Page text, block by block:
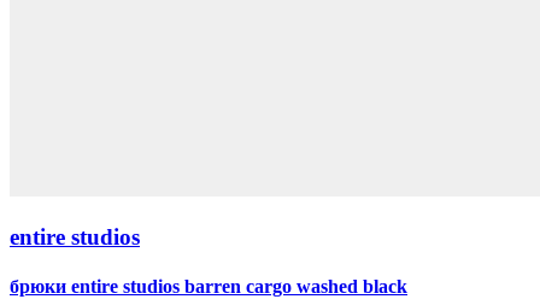
entire studios
брюки entire studios barren cargo washed black